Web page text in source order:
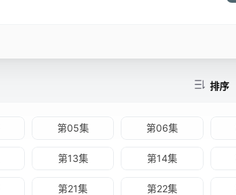
排序
第05集 第06集
第13集 第14集
第21集 第22集